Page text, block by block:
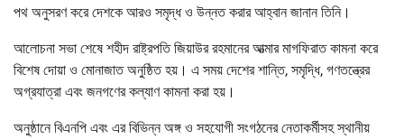
পথ অনুসরণ করে দেশকে আরও সমৃদ্ধ ও উন্নত করার আহ্বান জানান তিনি।
আলোচনা সভা শেষে শহীদ রাষ্ট্রপতি জিয়াউর রহমানের আত্মার মাগফিরাত কামনা করে
বিশেষ দোয়া ও মোনাজাত অনুষ্ঠিত হয়। এ সময় দেশের শান্তি, সমৃদ্ধি, গণতন্ত্রের
অগ্রযাত্রা এবং জনগণের কল্যাণ কামনা করা হয়।
অনুষ্ঠানে বিএনপি এবং এর বিভিন্ন অঙ্গ ও সহযোগী সংগঠনের নেতাকর্মীসহ স্থানীয়